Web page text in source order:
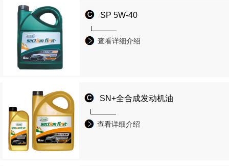
SP 5W-40
查看详细介绍
SN+全合成发动机油
查看详细介绍